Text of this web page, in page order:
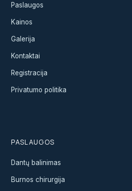
Paslaugos
Kainos
Galerija
Kontaktai
Registracija
Privatumo politika
PASLAUGOS
Dantų balinimas
Burnos chirurgija